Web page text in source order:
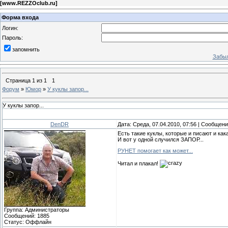
[www.REZZOclub.ru]
Форма входа
Логин:
Пароль:
запомнить
Страница 1 из 1
1
Форум » Юмор » У куклы запор...
У куклы запор...
DenDR Дата: Среда, 07.04.2010, 07:56 |
Группа: Администраторы
Сообщений: 1885
Статус: Оффлайн
Есть такие куклы, которые и писают и
И вот у одной случился ЗАПОР...
РУНЕТ помогает как может...
Читал и плакал!